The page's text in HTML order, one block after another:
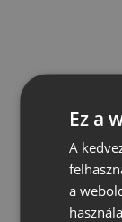
Ez a
A
a